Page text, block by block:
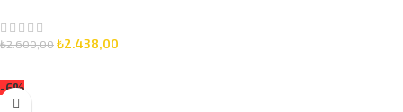
Yağlı Bakım Seti 3 Parça
Set
₺2.600,00₺2.438,00
-6%